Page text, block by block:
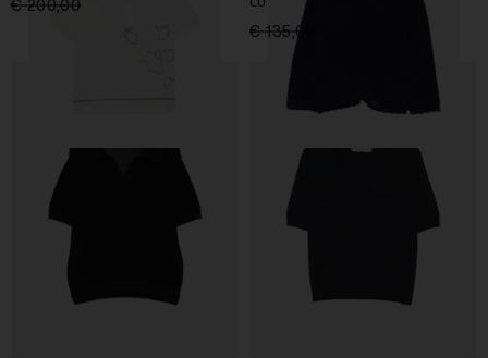
€ 200,00
€ 135,00 -30%